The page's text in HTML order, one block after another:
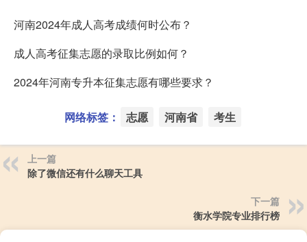
河南2024年成人高考成绩何时公布？
成人高考征集志愿的录取比例如何？
2024年河南专升本征集志愿有哪些要求？
网络标签： 志愿 河南省 考生
上一篇
除了微信还有什么聊天工具
下一篇
衡水学院专业排行榜